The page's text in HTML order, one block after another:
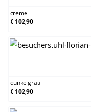
creme
€ 102,90
dunkelgrau
€ 102,90